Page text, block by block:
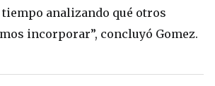
analizando qué otros
incorporar”, concluyó Gomez.